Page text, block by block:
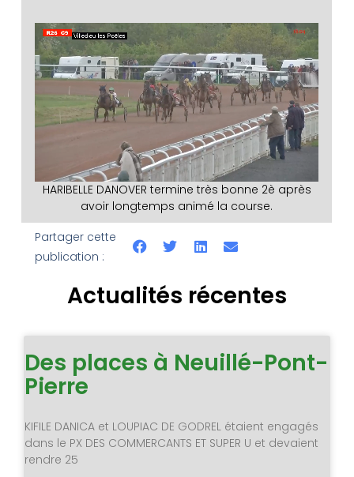
HARIBELLE DANOVER termine très bonne 2è après
avoir longtemps animé la course.
Partager cette
publication :
Actualités récentes
Des places à Neuillé-Pont-
Pierre
KIFILE DANICA et LOUPIAC DE GODREL étaient engagés
dans le PX DES COMMERCANTS ET SUPER U et devaient
rendre 25